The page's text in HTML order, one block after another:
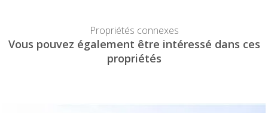
Propriétés connexes
Vous pouvez également être intéressé dans ces
propriétés